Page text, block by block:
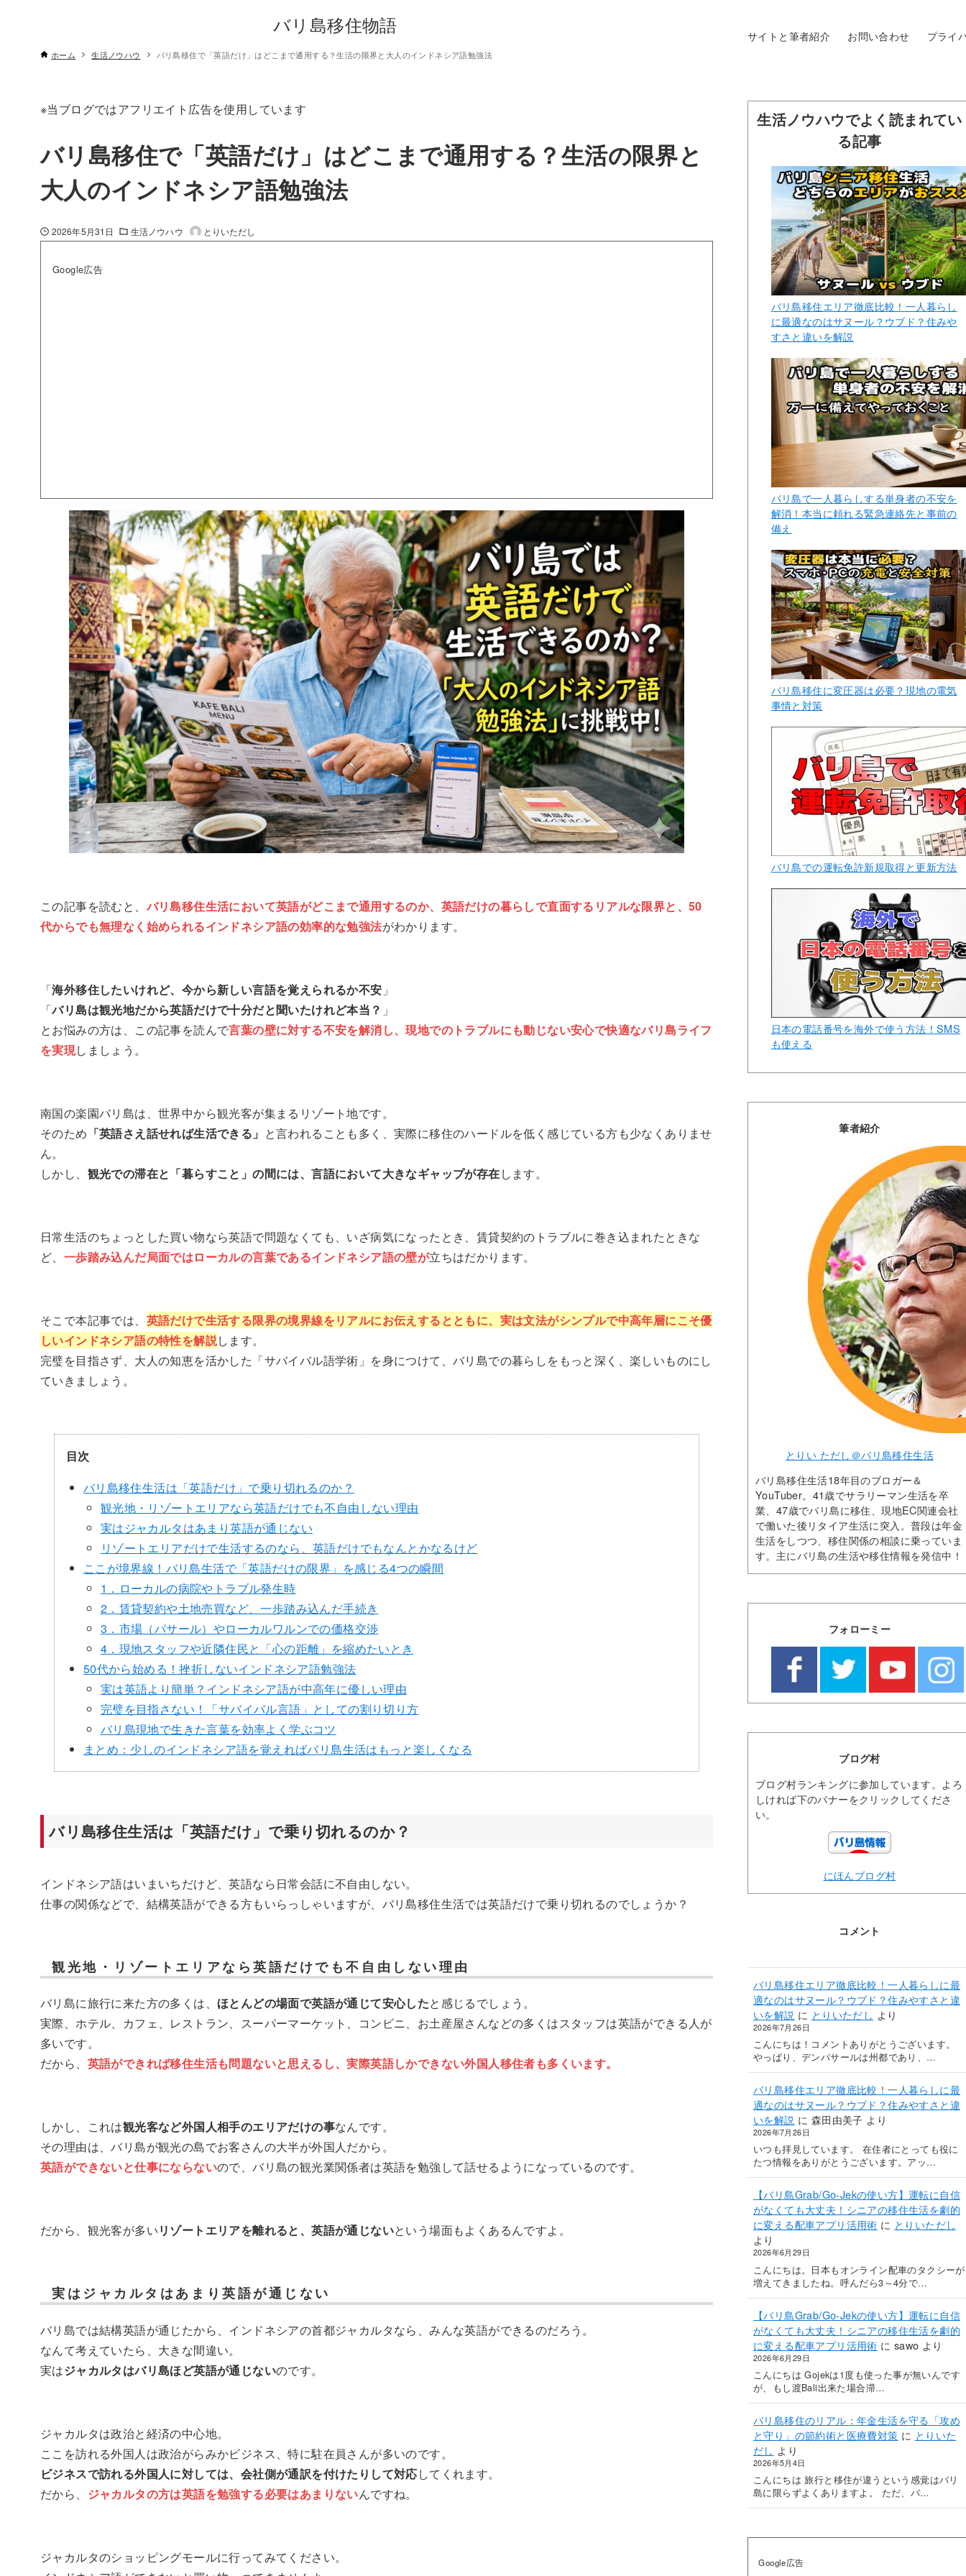
バリ島移住物語 サイトと筆者紹介 お問い合わせ プライ
ホーム 生活ノウハウ バリ島移住で「英語だけ」はどこまで通用する？生活の限界と大人のインドネシア語勉強法
※当ブログではアフリエイト広告を使用しています
バリ島移住で「英語だけ」はどこまで通用する？生活の限界と
大人のインドネシア語勉強法
2026年5月31日 生活ノウハウ とりいただし
Google広告
この記事を読むと、バリ島移住生活において英語がどこまで通用するのか、英語だけの暮らしで直面するリアルな限界と、50
代からでも無理なく始められるインドネシア語の効率的な勉強法がわかります。
「海外移住したいけれど、今から新しい言語を覚えられるか不安 」
「バリ島は観光地だから英語だけで十分だと聞いたけれど本当？ 」
とお悩みの方は、この記事を読んで言葉の壁に対する不安を解消し、現地でのトラブルにも動じない安心で快適なバリ島ライフ
を実現しましょう。
南国の楽園バリ島は、世界中から観光客が集まるリゾート地です。
そのため 「英語さえ話せれば生活できる」 と言われることも多く、実際に移住のハードルを低く感じている方も少なくありませ
ん。
しかし、 観光での滞在と「暮らすこと」の間には、言語において大きなギャップが存在します。
日常生活のちょっとした買い物なら英語で問題なくても、いざ病気になったとき、賃貸契約のトラブルに巻き込まれたときな
ど、 一歩踏み込んだ局面ではローカルの言葉であるインドネシア語の壁が立ちはだかります。
そこで本記事では、 英語だけで生活する限界の境界線をリアルにお伝えするとともに、実は文法がシンプルで中高年層にこそ優
しいインドネシア語の特性を解説します。
完璧を目指さず、大人の知恵を活かした「サバイバル語学術」を身につけて、バリ島での暮らしをもっと深く、楽しいものにし
ていきましょう。
目次
バリ島移住生活は「英語だけ」で乗り切れるのか？
観光地・リゾートエリアなら英語だけでも不自由しない理由
実はジャカルタはあまり英語が通じない
リゾートエリアだけで生活するのなら、英語だけでもなんとかなるけど
ここが境界線！バリ島生活で「英語だけの限界」を感じる4つの瞬間
1．ローカルの病院やトラブル発生時
2．賃貸契約や土地売買など、一歩踏み込んだ手続き
3．市場（パサール）やローカルワルンでの価格交渉
4．現地スタッフや近隣住民と「心の距離」を縮めたいとき
50代から始める！挫折しないインドネシア語勉強法
実は英語より簡単？インドネシア語が中高年に優しい理由
完璧を目指さない！「サバイバル言語」としての割り切り方
バリ島現地で生きた言葉を効率よく学ぶコツ
まとめ：少しのインドネシア語を覚えればバリ島生活はもっと楽しくなる
バリ島移住生活は「英語だけ」で乗り切れるのか？
インドネシア語はいまいちだけど、英語なら日常会話に不自由しない。
仕事の関係などで、結構英語ができる方もいらっしゃいますが、バリ島移住生活では英語だけで乗り切れるのでしょうか？
観光地・リゾートエリアなら英語だけでも不自由しない理由
バリ島に旅行に来た方の多くは、 ほとんどの場面で英語が通じて安心したと感じるでしょう。
実際、ホテル、カフェ、レストラン、スーパーマーケット、コンビニ、お土産屋さんなどの多くはスタッフは英語ができる人が
多いです。
だから、 英語ができれば移住生活も問題ないと思えるし、実際英語しかできない外国人移住者も多くいます。
しかし、これは観光客など外国人相手のエリアだけの事なんです。
その理由は、バリ島が観光の島でお客さんの大半が外国人だから。
英語ができないと仕事にならないので、バリ島の観光業関係者は英語を勉強して話せるようになっているのです。
だから、観光客が多いリゾートエリアを離れると、英語が通じないという場面もよくあるんですよ。
実はジャカルタはあまり英語が通じない
バリ島では結構英語が通じたから、インドネシアの首都ジャカルタなら、みんな英語ができるのだろう。
なんて考えていたら、大きな間違い。
実はジャカルタはバリ島ほど英語が通じないのです。
ジャカルタは政治と経済の中心地。
ここを訪れる外国人は政治がらみかビジネス、特に駐在員さんが多いのです。
ビジネスで訪れる外国人に対しては、会社側が通訳を付けたりして対応してくれます。
だから、 ジャカルタの方は英語を勉強する必要はあまりないんですね。
ジャカルタのショッピングモールに行ってみてください。
生活ノウハウでよく読まれてい
る記事
バリ島移住エリア徹底比較！一人暮らし
に最適なのはサヌール？ウブド？住みや
すさと違いを解説
バリ島で一人暮らしする単身者の不安を
解消！本当に頼れる緊急連絡先と事前の
備え
バリ島移住に変圧器は必要？現地の電気
事情と対策
バリ島での運転免許新規取得と更新方法
日本の電話番号を海外で使う方法！SMS
も使える
筆者紹介
とりい ただし＠バリ島移住生活
バリ島移住生活18年目のブロガー＆
YouTuber。41歳でサラリーマン生活を卒
業、47歳でバリ島に移住、現地EC関連会社
で働いた後リタイア生活に突入。普段は年金
生活をしつつ、移住関係の相談に乗っていま
す。主にバリ島の生活や移住情報を発信中！
フォローミー
ブログ村
ブログ村ランキングに参加しています。よろ
しければ下のバナーをクリックしてくださ
い。
にほんブログ村
コメント
バリ島移住エリア徹底比較！一人暮らしに最
適なのはサヌール？ウブド？住みやすさと違
いを解説 に とりいただし より
2026年7月26日
こんにちは！コメントありがとうございます。
やっぱり、デンパサールは州都であり、…
バリ島移住エリア徹底比較！一人暮らしに最
適なのはサヌール？ウブド？住みやすさと違
いを解説 に 森田由美子 より
2026年7月26日
いつも拝見しています。 在住者にとっても役に
たつ情報をありがとうございます。アッ…
【バリ島Grab/Go-Jekの使い方】運転に自信
がなくても大丈夫！シニアの移住生活を劇的
に変える配車アプリ活用術 に とりいただし
より
2026年6月29日
こんにちは。日本もオンライン配車のタクシーが
増えてきましたね。呼んだら3～4分で…
【バリ島Grab/Go-Jekの使い方】運転に自信
がなくても大丈夫！シニアの移住生活を劇的
に変える配車アプリ活用術 にsawo より
2026年6月29日
こんにちは Gojekは1度も使った事が無いんです
が、もし渡Bali出来た場合滞…
バリ島移住のリアル：年金生活を守る「攻め
と守り」の節約術と医療費対策 に とりいた
だし より
2026年5月4日
こんにちは 旅行と移住が違うという感覚はバリ
島に限らずよくありますよ。 ただ、バ…
Google広告